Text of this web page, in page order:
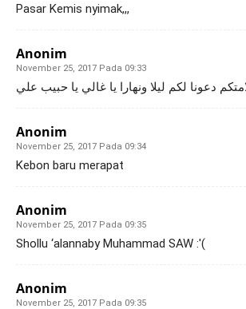
Pasar Kemis nyimak,,,
Anonim
November 25, 2017 Pada 09:33
دعونا لكم ليلا ونهارا يا غالي يا حبيب علي
Anonim
November 25, 2017 Pada 09:34
Kebon baru merapat
Anonim
November 25, 2017 Pada 09:35
Shollu ‘alannaby Muhammad SAW :'(
Anonim
November 25, 2017 Pada 09:35